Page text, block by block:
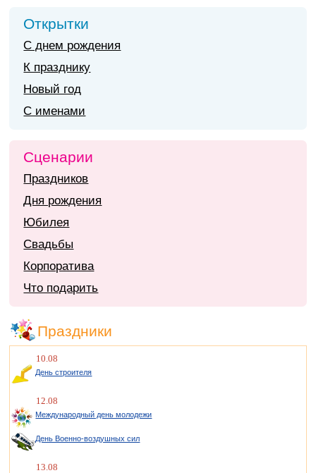
Открытки
С днем рождения
К празднику
Новый год
С именами
Сценарии
Праздников
Дня рождения
Юбилея
Свадьбы
Корпоратива
Что подарить
Праздники
10.08
День строителя
12.08
Международный день молодежи
День Военно-воздушных сил
13.08